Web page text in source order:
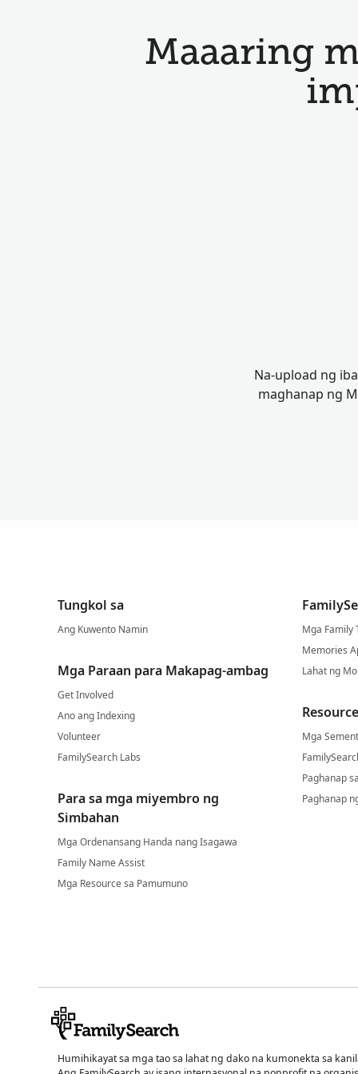
Maaaring
Na-upload ng
maghanap ng
Tungkol sa
Ang Kuwento Namin
Mga Paraan para Makapag-ambag
Get Involved
Ano ang Indexing
Volunteer
FamilySearch Labs
Para sa mga miyembro ng
Simbahan
Mga Ordenansang Handa nang Isagawa
Family Name Assist
Mga Resource sa Pamumuno
Mga Family
Memories
Lahat ng
Mga
Paghanap
Paghanap
Humihikayat sa mga tao sa lahat ng dako na kumonekta sa